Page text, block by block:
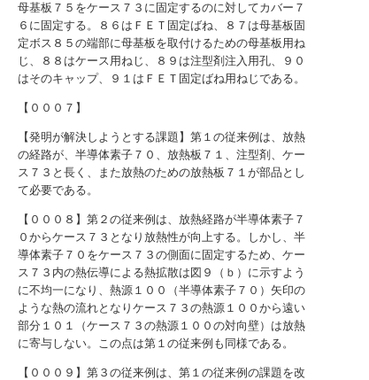
母基板７５をケース７３に固定するのに対してカバー７
６に固定する。８６はＦＥＴ固定ばね、８７は母基板固
定ボス８５の端部に母基板を取付けるための母基板用ね
じ、８８はケース用ねじ、８９は注型剤注入用孔、９０
はそのキャップ、９１はＦＥＴ固定ばね用ねじである。
【０００７】
【発明が解決しようとする課題】第１の従来例は、放熱
の経路が、半導体素子７０、放熱板７１、注型剤、ケー
ス７３と長く、また放熱のための放熱板７１が部品とし
て必要である。
【０００８】第２の従来例は、放熱経路が半導体素子７
０からケース７３となり放熱性が向上する。しかし、半
導体素子７０をケース７３の側面に固定するため、ケー
ス７３内の熱伝導による熱拡散は図９（ｂ）に示すよう
に不均一になり、熱源１００（半導体素子７０）矢印の
ような熱の流れとなりケース７３の熱源１００から遠い
部分１０１（ケース７３の熱源１００の対向壁）は放熱
に寄与しない。この点は第１の従来例も同様である。
【０００９】第３の従来例は、第１の従来例の課題を改